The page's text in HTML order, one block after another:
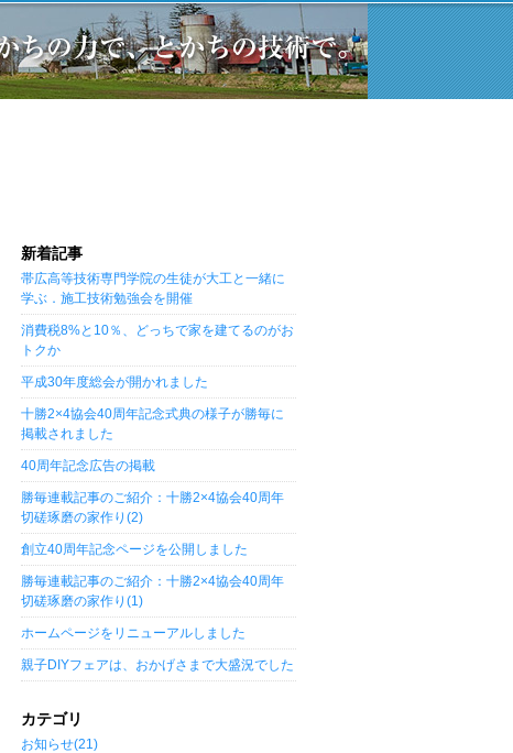
新着記事
帯広高等技術専門学院の生徒が大工と一緒に
学ぶ．施工技術勉強会を開催
消費税8%と10％、どっちで家を建てるのがお
トクか
平成30年度総会が開かれました
十勝2×4協会40周年記念式典の様子が勝毎に
掲載されました
40周年記念広告の掲載
勝毎連載記事のご紹介：十勝2×4協会40周年
切磋琢磨の家作り(2)
創立40周年記念ページを公開しました
勝毎連載記事のご紹介：十勝2×4協会40周年
切磋琢磨の家作り(1)
ホームページをリニューアルしました
親子DIYフェアは、おかげさまで大盛況でした
カテゴリ
お知らせ(21)